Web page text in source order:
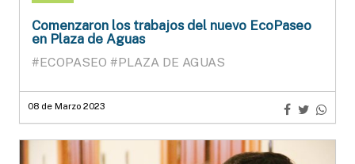
Comenzaron los trabajos del nuevo EcoPaseo
en Plaza de Aguas
#ECOPASEO #PLAZA DE AGUAS
08 de Marzo 2023